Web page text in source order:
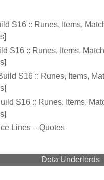
S16 :: Runes, Items,
S16 :: Runes, Items,
S16 :: Runes, Items,
S16 :: Runes, Items,
Lines – Quotes
Dota Underlords